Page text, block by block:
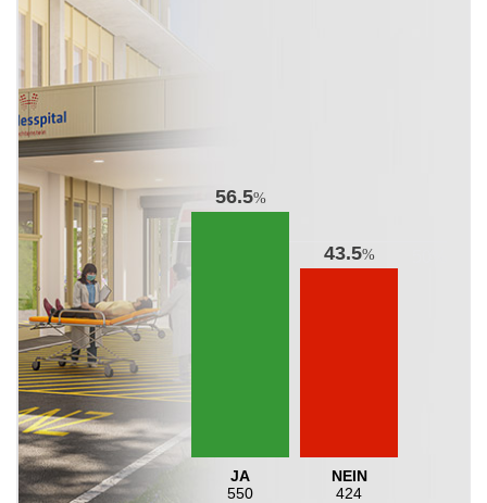
56.5%
JA
550
43.5%
NEIN
424